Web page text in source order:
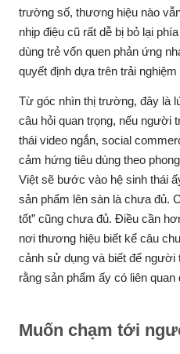
trường số, thương hiệu nào
nhịp điệu cũ rất dễ bị bỏ lại
dùng trẻ vốn quen phản ứng
quyết định dựa trên trải nghiệm
Từ góc nhìn thị trường, đây là
câu hỏi quan trọng, nếu người
thái video ngắn, social
cảm hứng tiêu dùng theo
Việt sẽ bước vào hệ sinh thái
sản phẩm lên sàn là chưa đủ.
tốt” cũng chưa đủ. Điều cần
nơi thương hiệu biết kể câu
cảnh sử dụng và biết để
rằng sản phẩm ấy có liên quan
Muốn chạm tới